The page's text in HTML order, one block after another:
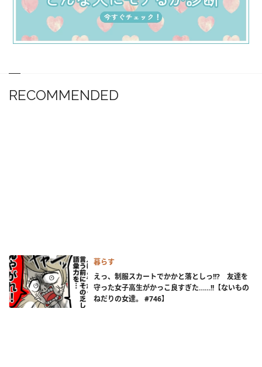
RECOMMENDED
暮らす
えっ、制服スカートでかかと落としっ!!? 友達を
守った女子高生がかっこ良すぎた……!!【ないもの
ねだりの女達。 #746】